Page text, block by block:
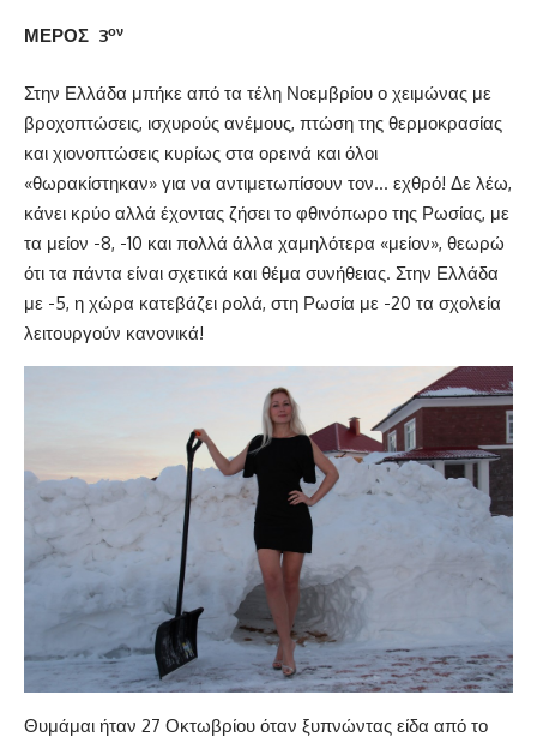
ΜΕΡΟΣ 3ον
Στην Ελλάδα μπήκε από τα τέλη Νοεμβρίου ο χειμώνας με
βροχοπτώσεις, ισχυρούς ανέμους, πτώση της θερμοκρασίας
και χιονοπτώσεις κυρίως στα ορεινά και όλοι
«θωρακίστηκαν» για να αντιμετωπίσουν τον… εχθρό! Δε λέω,
κάνει κρύο αλλά έχοντας ζήσει το φθινόπωρο της Ρωσίας, με
τα μείον -8, -10 και πολλά άλλα χαμηλότερα «μείον», θεωρώ
ότι τα πάντα είναι σχετικά και θέμα συνήθειας. Στην Ελλάδα
με -5, η χώρα κατεβάζει ρολά, στη Ρωσία με -20 τα σχολεία
λειτουργούν κανονικά!
Θυμάμαι ήταν 27 Οκτωβρίου όταν ξυπνώντας είδα από το